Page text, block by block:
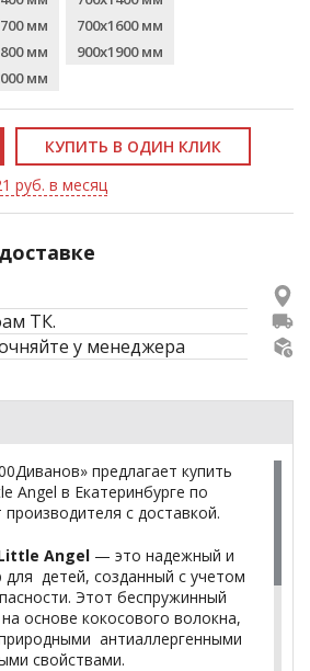
мм
700x1600 мм
мм
900x1900 мм
мм
КУПИТЬ В ОДИН КЛИК
руб. в месяц
ТК.
у менеджера
предлагает купить
Angel в Екатеринбурге по
с доставкой.
Angel — это надежный и
детей, созданный с учетом
Этот беспружинный
основе кокосового волокна,
антиаллергенными
свойствами.